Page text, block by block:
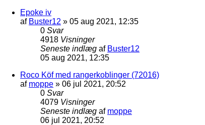
Epoke iv
af Buster12 » 05 aug 2021, 12:35
0 Svar
4918 Visninger
Seneste indlæg af Buster12
05 aug 2021, 12:35
Roco Köf med rangerkoblinger (72016)
af moppe » 06 jul 2021, 20:52
0 Svar
4079 Visninger
Seneste indlæg af moppe
06 jul 2021, 20:52